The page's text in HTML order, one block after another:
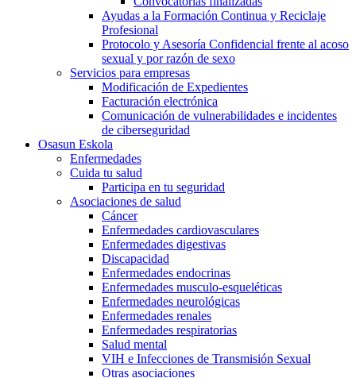
Ayudas a la Formación Continua y Reciclaje
Profesional
Protocolo y Asesoría Confidencial frente al acoso
sexual y por razón de sexo
Servicios para empresas
Modificación de Expedientes
Facturación electrónica
Comunicación de vulnerabilidades e incidentes
de ciberseguridad
Osasun Eskola
Enfermedades
Cuida tu salud
Participa en tu seguridad
Asociaciones de salud
Cáncer
Enfermedades cardiovasculares
Enfermedades digestivas
Discapacidad
Enfermedades endocrinas
Enfermedades musculo-esqueléticas
Enfermedades neurológicas
Enfermedades renales
Enfermedades respiratorias
Salud mental
VIH e Infecciones de Transmisión Sexual
Otras asociaciones